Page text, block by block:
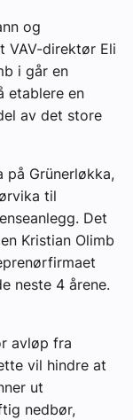
og
VAV-direktør Eli
i går en
etablere en
av det store
på Grünerløkka,
til
Det
Kristian Olimb
neste 4 årene.
avløp fra
vil hindre at
ut
nedbør,